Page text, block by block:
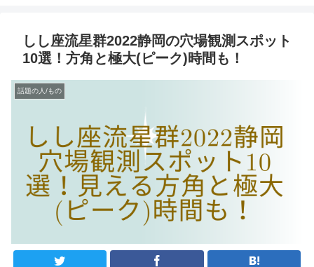
しし座流星群2022静岡の穴場観測スポット
10選！方角と極大(ピーク)時間も！
話題の人/もの